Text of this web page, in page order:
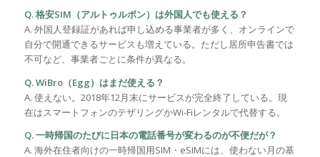
Q. 格安SIM（アルトゥルポン）は外国人でも使える？
A. 外国人登録証があれば申し込める事業者が多く、オンラインで
自分で開通できるサービスも増えている。ただし居所申告書では
不可など、事業者ごとに条件が異なる。
Q. WiBro（Egg）はまだ使える？
A. 使えない。2018年12月末にサービスが完全終了している。現
在はスマートフォンのテザリングかWi-Fiレンタルで代替する。
Q. 一時帰国のたびに日本の電話番号が変わるのが不便だが？
A. 海外在住者向けの一時帰国用SIM・eSIMには、使わない月の基